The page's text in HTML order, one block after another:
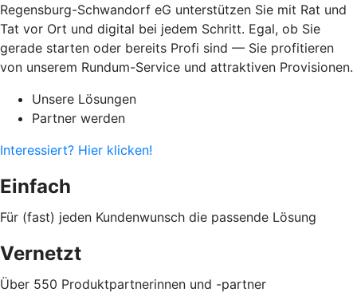
Regensburg-Schwandorf eG unterstützen Sie mit Rat und
Tat vor Ort und digital bei jedem Schritt. Egal, ob Sie
gerade starten oder bereits Profi sind — Sie profitieren
von unserem Rundum-Service und attraktiven Provisionen.
Unsere Lösungen
Partner werden
Interessiert? Hier klicken!
Einfach
Für (fast) jeden Kundenwunsch die passende Lösung
Vernetzt
Über 550 Produktpartnerinnen und -partner